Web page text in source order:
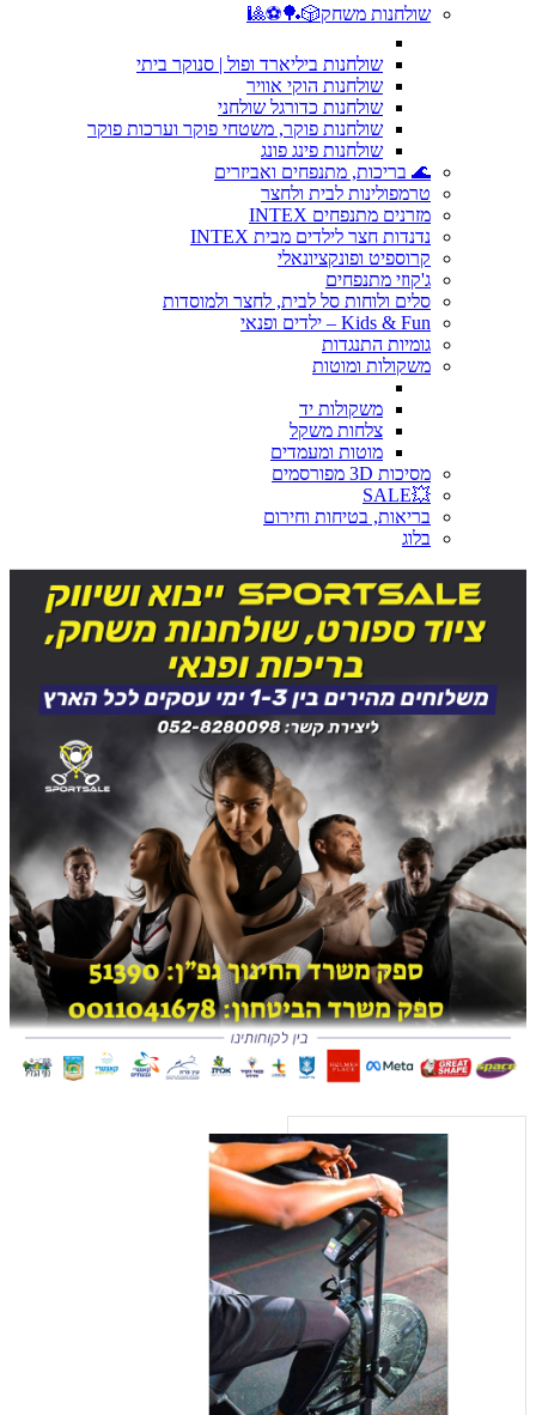
שולחנות משחק🎲🏓⚽🎱
שולחנות ביליארד ופול | סנוקר ביתי
שולחנות הוקי אוויר
שולחנות כדורגל שולחני
שולחנות פוקר, משטחי פוקר וערכות פוקר
שולחנות פינג פונג
🌊 בריכות, מתנפחים ואביזרים
טרמפולינות לבית ולחצר
מזרנים מתנפחים INTEX
נדנדות חצר לילדים מבית INTEX
קרוספיט ופונקציונאלי
ג'קוזי מתנפחים
סלים ולוחות סל לבית, לחצר ולמוסדות
Kids & Fun – ילדים ופנאי
גומיות התנגדות
משקולות ומוטות
משקולות יד
צלחות משקל
מוטות ומעמדים
מסיכות 3D מפורסמים
💥SALE
בריאות, בטיחות וחירום
בלוג